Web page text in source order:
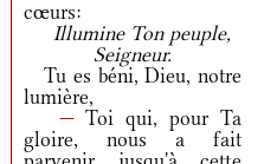
cœurs:
Illumine Ton peuple,
Seigneur.
Tu es béni, Dieu, notre
lumière,
—Toi qui, pour Ta
gloire, nous a fait